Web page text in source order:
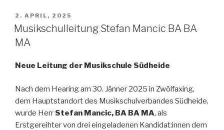
VERÖFFENTLICHT
AM
2. APRIL, 2025
Musikschulleitung Stefan Mancic BA BA
MA
Neue Leitung der Musikschule Südheide
Nach dem Hearing am 30. Jänner 2025 in Zwölfaxing,
dem Hauptstandort des Musikschulverbandes Südheide,
wurde Herr Stefan Mancic, BA BA MA, als
Erstgereihter von drei eingeladenen Kandidat:innen dem